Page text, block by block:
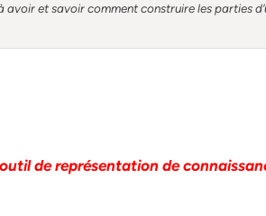
et savoir comment construire les parties
de représentation de